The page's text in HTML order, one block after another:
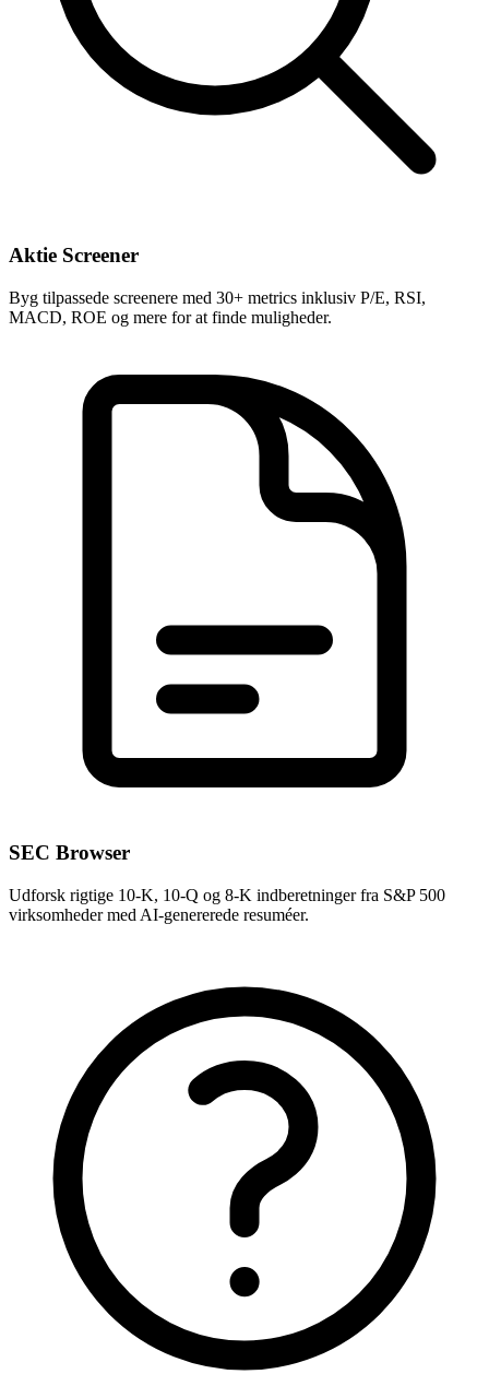
Aktie Screener
Byg tilpassede screenere med 30+ metrics inklusiv P/E, RSI,
MACD, ROE og mere for at finde muligheder.
SEC Browser
Udforsk rigtige 10-K, 10-Q og 8-K indberetninger fra S&P 500
virksomheder med AI-genererede resuméer.